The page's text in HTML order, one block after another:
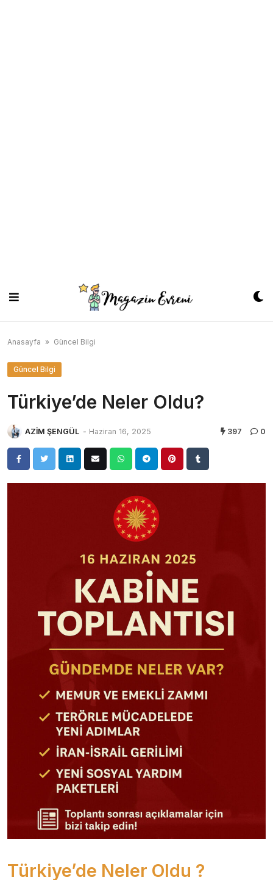
content
Anasayfa » Güncel Bilgi
Güncel Bilgi
Türkiye’de Neler Oldu?
AZİM ŞENGÜL - Haziran 16, 2025 397 0
Türkiye’de Neler Oldu ?